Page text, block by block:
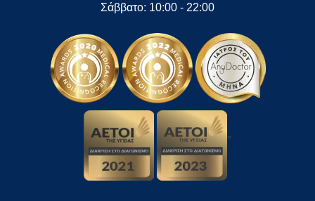
Σάββατο: 10:00 - 22:00
"